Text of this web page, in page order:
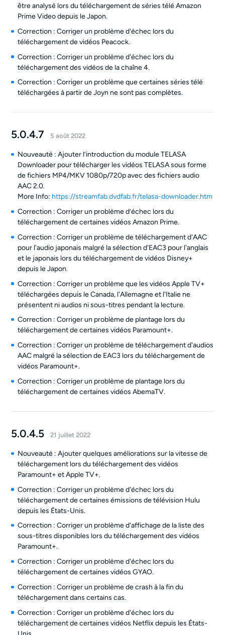
être analysé lors du téléchargement de séries télé Amazon
Prime Video depuis le Japon.
Correction : Corriger un problème d'échec lors du
téléchargement de vidéos Peacock.
Correction : Corriger un problème d'échec lors du
téléchargement des vidéos de la chaîne 4.
Correction : Corriger un problème que certaines séries télé
téléchargées à partir de Joyn ne sont pas complètes.
5.0.4.7 5 août 2022
Nouveauté : Ajouter l’introduction du module TELASA
Downloader pour télécharger les vidéos TELASA sous forme
de fichiers MP4/MKV 1080p/720p avec des fichiers audio
AAC 2.0.
More Info: https://streamfab.dvdfab.fr/telasa-downloader.htm
Correction : Corriger un problème d’échec lors du
téléchargement de certaines vidéos Amazon Prime.
Correction : Corriger un problème de téléchargement d'AAC
pour l'audio japonais malgré la sélection d'EAC3 pour l'anglais
et le japonais lors du téléchargement de vidéos Disney+
depuis le Japon.
Correction : Corriger un problème que les vidéos Apple TV+
téléchargées depuis le Canada, l'Allemagne et l'Italie ne
présentent ni audios ni sous-titres pendant la lecture.
Correction : Corriger un problème de plantage lors du
téléchargement de certaines vidéos Paramount+.
Correction : Corriger un problème de téléchargement d'audios
AAC malgré la sélection de EAC3 lors du téléchargement de
vidéos Paramount+.
Correction : Corriger un problème de plantage lors du
téléchargement de certaines vidéos AbemaTV.
5.0.4.5 21 juillet 2022
Nouveauté : Ajouter quelques améliorations sur la vitesse de
téléchargement lors du téléchargement des vidéos
Paramount+ et Apple TV+.
Correction : Corriger un problème d'échec lors du
téléchargement de certaines émissions de télévision Hulu
depuis les États-Unis.
Correction : Corriger un problème d'affichage de la liste des
sous-titres disponibles lors du téléchargement des vidéos
Paramount+.
Correction : Corriger un problème d'échec lors du
téléchargement de certaines vidéos GYAO.
Correction : Corriger un problème de crash à la fin du
téléchargement dans certains cas.
Correction : Corriger un problème d'échec lors du
téléchargement de certaines vidéos Netflix depuis les États-